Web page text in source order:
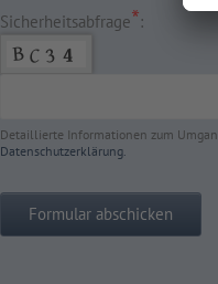
Sicherheitsabfrage*:
Detaillierte Informationen zum
Datenschutzerklärung.